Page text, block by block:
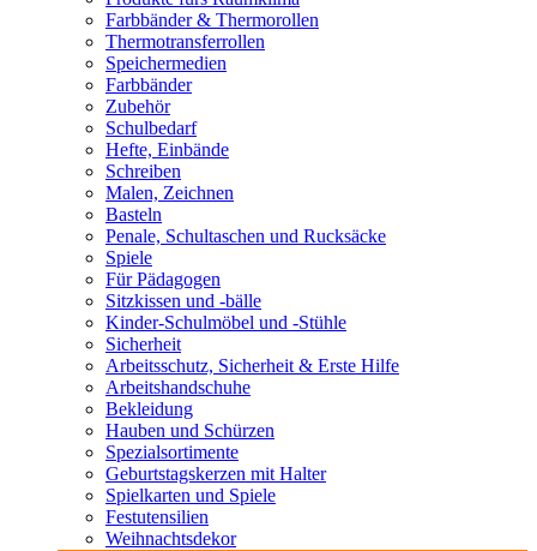
Farbbänder & Thermorollen
Thermotransferrollen
Speichermedien
Farbbänder
Zubehör
Schulbedarf
Hefte, Einbände
Schreiben
Malen, Zeichnen
Basteln
Penale, Schultaschen und Rucksäcke
Spiele
Für Pädagogen
Sitzkissen und -bälle
Kinder-Schulmöbel und -Stühle
Sicherheit
Arbeitsschutz, Sicherheit & Erste Hilfe
Arbeitshandschuhe
Bekleidung
Hauben und Schürzen
Spezialsortimente
Geburtstagskerzen mit Halter
Spielkarten und Spiele
Festutensilien
Weihnachtsdekor